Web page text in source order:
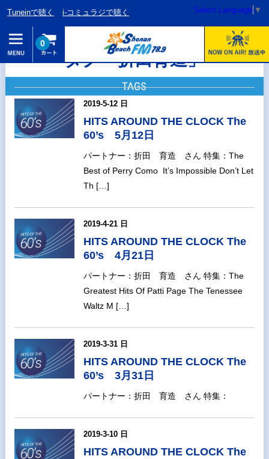
Tuneinで聴く i-コミュラジで聴く Select Language ▼
0
タグ「折田育造」
TAGS
2019-5-12 日
HITS AROUND THE CLOCK The
60’s 5月12日
パートナー：折田 育造 さん 特集：The
Best of Perry Como It’s Impossible Don’t Let
Th […]
2019-4-21 日
HITS AROUND THE CLOCK The
60’s 4月21日
パートナー：折田 育造 さん 特集：The
Greatest Hits Of Patti Page The Tenessee
Waltz M […]
2019-3-31 日
HITS AROUND THE CLOCK The
60’s 3月31日
パートナー：折田 育造 さん 特集：
2019-3-10 日
HITS AROUND THE CLOCK The